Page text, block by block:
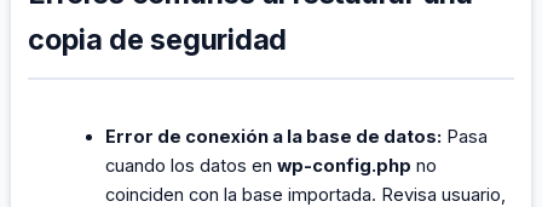
copia de seguridad
Error de conexión a la base de datos: Pasa
cuando los datos enwp-config.php no
coinciden con la base importada. Revisa usuario,